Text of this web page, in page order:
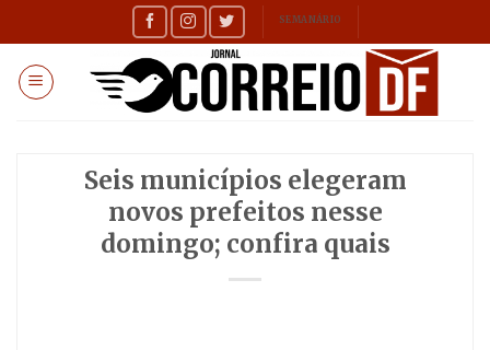
to
content
SEMANÁRIO
Seis municípios elegeram
novos prefeitos nesse
domingo; confira quais